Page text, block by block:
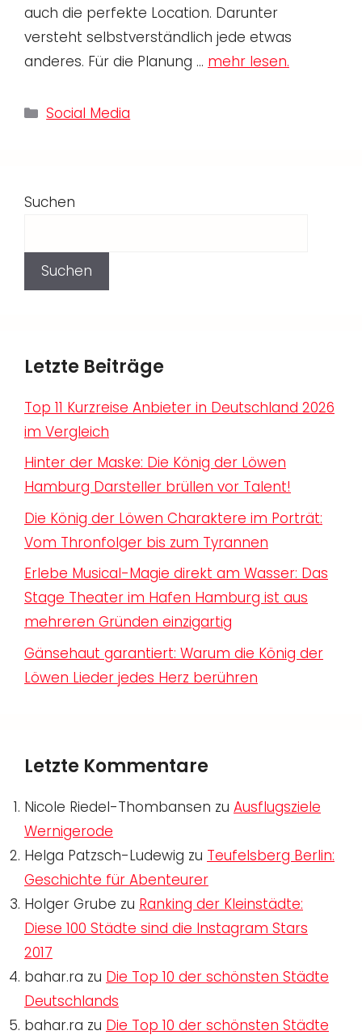
auch die perfekte Location. Darunter
versteht selbstverständlich jede etwas
anderes. Für die Planung … mehr lesen.
Kategorien
Social Media
Suchen
Suchen
Letzte Beiträge
Top 11 Kurzreise Anbieter in Deutschland 2026
im Vergleich
Hinter der Maske: Die König der Löwen
Hamburg Darsteller brüllen vor Talent!
Die König der Löwen Charaktere im Porträt:
Vom Thronfolger bis zum Tyrannen
Erlebe Musical-Magie direkt am Wasser: Das
Stage Theater im Hafen Hamburg ist aus
mehreren Gründen einzigartig
Gänsehaut garantiert: Warum die König der
Löwen Lieder jedes Herz berühren
Letzte Kommentare
Nicole Riedel-Thombansen zu Ausflugsziele
Wernigerode
Helga Patzsch-Ludewig zu Teufelsberg Berlin:
Geschichte für Abenteurer
Holger Grube zu Ranking der Kleinstädte:
Diese 100 Städte sind die Instagram Stars
2017
bahar.ra zu Die Top 10 der schönsten Städte
Deutschlands
bahar.ra zu Die Top 10 der schönsten Städte